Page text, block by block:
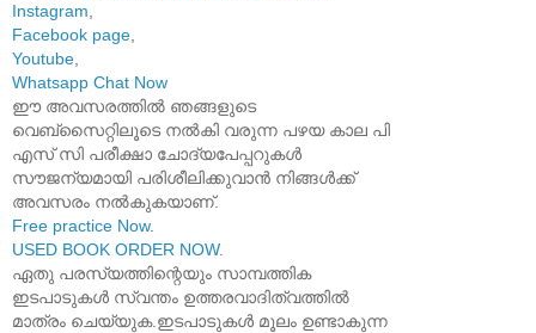
Instagram,
Facebook page,
Youtube,
Whatsapp Chat Now
ഈ അവസരത്തിൽ ഞങ്ങളുടെ
വെബ്സൈറ്റിലൂടെ നൽകി വരുന്ന പഴയ കാല പി
എസ് സി പരീക്ഷാ ചോദ്യപേപ്പറുകൾ
സൗജന്യമായി പരിശീലിക്കുവാൻ നിങ്ങൾക്ക്
അവസരം നൽകുകയാണ്.
Free practice Now.
USED BOOK ORDER NOW.
ഏതു പരസ്യത്തിന്റെയും സാമ്പത്തിക
ഇടപാടുകൾ സ്വന്തം ഉത്തരവാദിത്വത്തിൽ
മാത്രം ചെയ്യുക.ഇടപാടുകൾ മൂലം ഉണ്ടാകുന്ന